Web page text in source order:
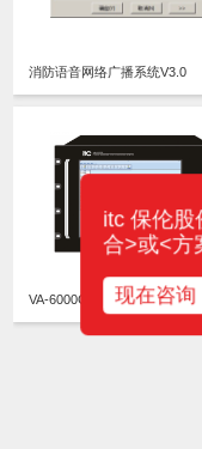
消防语音网络广播系统V3.0
VA-6000G 控制主机
itc 保伦股
合>或<方
现在咨询